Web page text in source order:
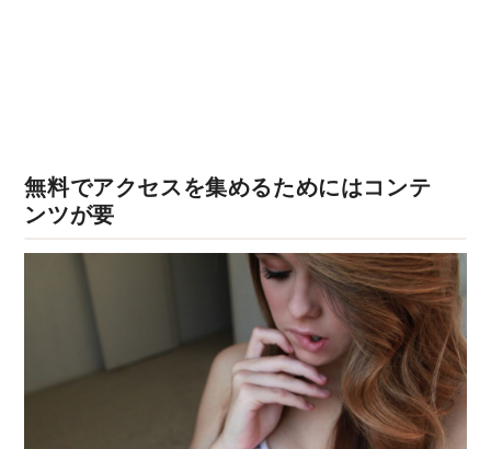
無料でアクセスを集めるためにはコンテ
ンツが要